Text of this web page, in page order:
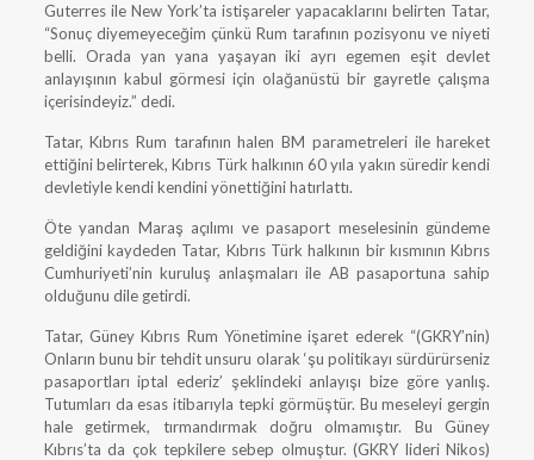
Guterres ile New York’ta istişareler yapacaklarını belirten Tatar,
“Sonuç diyemeyeceğim çünkü Rum tarafının pozisyonu ve niyeti
belli. Orada yan yana yaşayan iki ayrı egemen eşit devlet
anlayışının kabul görmesi için olağanüstü bir gayretle çalışma
içerisindeyiz.” dedi.
Tatar, Kıbrıs Rum tarafının halen BM parametreleri ile hareket
ettiğini belirterek, Kıbrıs Türk halkının 60 yıla yakın süredir kendi
devletiyle kendi kendini yönettiğini hatırlattı.
Öte yandan Maraş açılımı ve pasaport meselesinin gündeme
geldiğini kaydeden Tatar, Kıbrıs Türk halkının bir kısmının Kıbrıs
Cumhuriyeti’nin kuruluş anlaşmaları ile AB pasaportuna sahip
olduğunu dile getirdi.
Tatar, Güney Kıbrıs Rum Yönetimine işaret ederek “(GKRY’nin)
Onların bunu bir tehdit unsuru olarak ‘şu politikayı sürdürürseniz
pasaportları iptal ederiz’ şeklindeki anlayışı bize göre yanlış.
Tutumları da esas itibarıyla tepki görmüştür. Bu meseleyi gergin
hale getirmek, tırmandırmak doğru olmamıştır. Bu Güney
Kıbrıs’ta da çok tepkilere sebep olmuştur. (GKRY lideri Nikos)